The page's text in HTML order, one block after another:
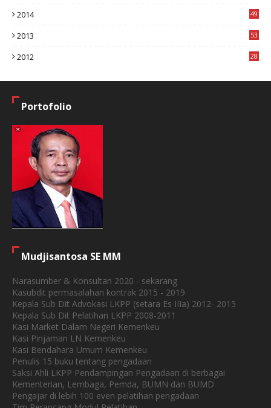
2014
49
2013
53
2012
28
Portofolio
Mudjisantosa SE MM
Narasumber & Konsultan 2020 - sekarang
Kasubdit permasalahan kontrak 2015 - 2019
Kepala Sub Dit Advokasi LKPP (setara Es IIIa) 2012- 2015
Kepala Sub Dit Pelatihan LKPP 2008-2011
Kasi Market Dalam Negeri Kemenkeu
Kasi Pinjaman LN Kemenkeu
Kasi Bendahara Umum Kemenkeu
Penulis 15 buku tentang pengadaan
Saksi Ahli LKPP Pendampingan Pengadaan di berbagai
Kementerian, Lembaga, Pemda, BUMN dan BUMD
Pengajar di lebih 100 even pelatihan pengadaan